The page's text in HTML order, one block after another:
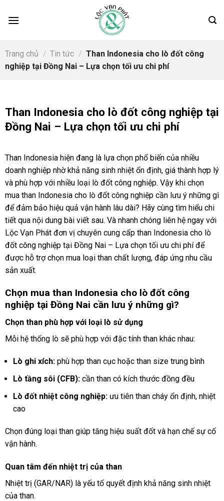
Trang chủ / Tin tức / Than Indonesia cho lò đốt công
nghiệp tại Đồng Nai – Lựa chọn tối ưu chi phí
Than Indonesia cho lò đốt công nghiệp tại
Đồng Nai – Lựa chọn tối ưu chi phí
Than Indonesia hiện đang là lựa chọn phổ biến của nhiều
doanh nghiệp nhờ khả năng sinh nhiệt ổn định, giá thành hợp lý
và phù hợp với nhiều loại lò đốt công nghiệp. Vậy khi chọn
mua than Indonesia cho lò đốt công nghiệp cần lưu ý những gì
để đảm bảo hiệu quả vận hành lâu dài? Hãy cùng tìm hiểu chi
tiết qua nội dung bài viết sau. Và nhanh chóng liên hệ ngay với
Lộc Vạn Phát đơn vị chuyên cung cấp than Indonesia cho lò
đốt công nghiệp tại Đồng Nai – Lựa chọn tối ưu chi phí để
được hỗ trợ chọn mua loại than chất lượng, đáp ứng nhu cầu
sản xuất.
Chọn mua than Indonesia cho lò đốt công
nghiệp tại Đồng Nai cần lưu ý những gì?
Chọn than phù hợp với loại lò sử dụng
Mỗi hệ thống lò sẽ phù hợp với đặc tính than khác nhau:
Lò ghi xích:phù hợp than cục hoặc than size trung bình
Lò tầng sôi (CFB):cần than có kích thước đồng đều
Lò đốt nhiệt công nghiệp:ưu tiên than cháy ổn định, nhiệt
cao
Chọn đúng loại than giúp tăng hiệu suất đốt và hạn chế sự cố
vận hành.
Quan tâm đến nhiệt trị của than
Nhiệt trị (GAR/NAR) là yếu tố quyết định khả năng sinh nhiệt
của than.